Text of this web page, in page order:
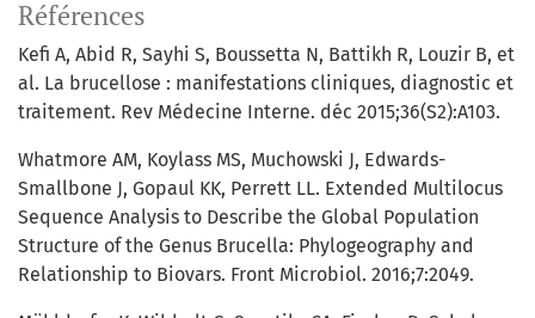
Références
Kefi A, Abid R, Sayhi S, Boussetta N, Battikh R, Louzir B, et
al. La brucellose : manifestations cliniques, diagnostic et
traitement. Rev Médecine Interne. déc 2015;36(S2):A103.
Whatmore AM, Koylass MS, Muchowski J, Edwards-
Smallbone J, Gopaul KK, Perrett LL. Extended Multilocus
Sequence Analysis to Describe the Global Population
Structure of the Genus Brucella: Phylogeography and
Relationship to Biovars. Front Microbiol. 2016;7:2049.